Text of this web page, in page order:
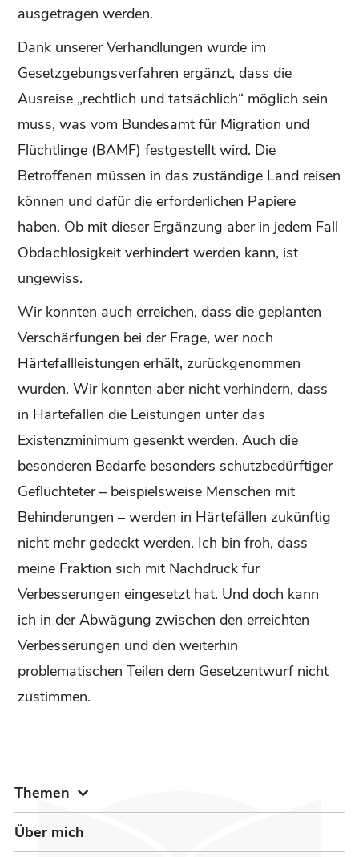
ausgetragen werden.
Dank unserer Verhandlungen wurde im
Gesetzgebungsverfahren ergänzt, dass die
Ausreise „rechtlich und tatsächlich“ möglich sein
muss, was vom Bundesamt für Migration und
Flüchtlinge (BAMF) festgestellt wird. Die
Betroffenen müssen in das zuständige Land reisen
können und dafür die erforderlichen Papiere
haben. Ob mit dieser Ergänzung aber in jedem Fall
Obdachlosigkeit verhindert werden kann, ist
ungewiss.
Wir konnten auch erreichen, dass die geplanten
Verschärfungen bei der Frage, wer noch
Härtefallleistungen erhält, zurückgenommen
wurden. Wir konnten aber nicht verhindern, dass
in Härtefällen die Leistungen unter das
Existenzminimum gesenkt werden. Auch die
besonderen Bedarfe besonders schutzbedürftiger
Geflüchteter – beispielsweise Menschen mit
Behinderungen – werden in Härtefällen zukünftig
nicht mehr gedeckt werden. Ich bin froh, dass
meine Fraktion sich mit Nachdruck für
Verbesserungen eingesetzt hat. Und doch kann
ich in der Abwägung zwischen den erreichten
Verbesserungen und den weiterhin
problematischen Teilen dem Gesetzentwurf nicht
zustimmen.
Themen
Über mich